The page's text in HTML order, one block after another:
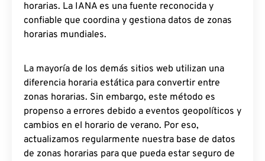
horarias. La IANA es una fuente reconocida y
confiable que coordina y gestiona datos de zonas
horarias mundiales.
La mayoría de los demás sitios web utilizan una
diferencia horaria estática para convertir entre
zonas horarias. Sin embargo, este método es
propenso a errores debido a eventos geopolíticos y
cambios en el horario de verano. Por eso,
actualizamos regularmente nuestra base de datos
de zonas horarias para que pueda estar seguro de